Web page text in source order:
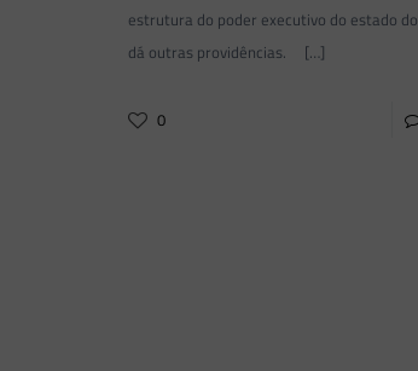
estrutura do poder executivo do estado
dá outras providências.
[…]
0